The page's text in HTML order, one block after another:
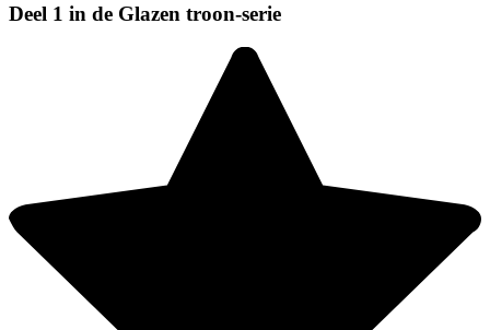
Deel 1 in de Glazen troon-serie